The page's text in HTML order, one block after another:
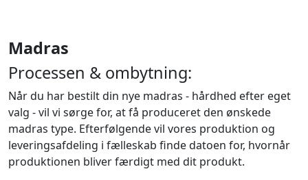
Madras
Processen & ombytning:
Når du har bestilt din nye madras - hårdhed efter eget
valg - vil vi sørge for, at få produceret den ønskede
madras type. Efterfølgende vil vores produktion og
leveringsafdeling i fælleskab finde datoen for, hvornår
produktionen bliver færdigt med dit produkt.